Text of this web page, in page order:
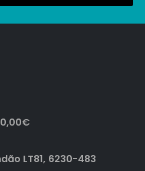
LT81, 6230-483